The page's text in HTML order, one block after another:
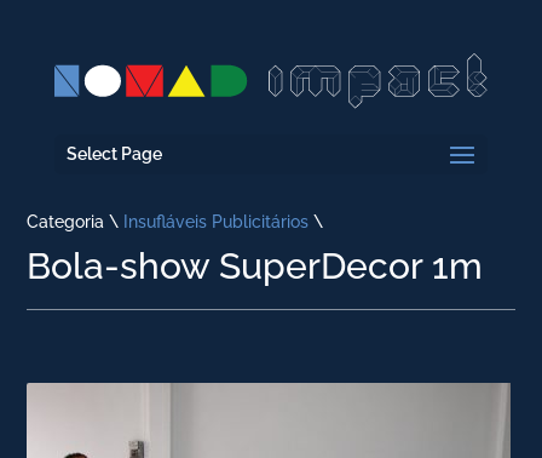
Select Page
Categoria \ Insufláveis Publicitários \
Bola-show SuperDecor 1m